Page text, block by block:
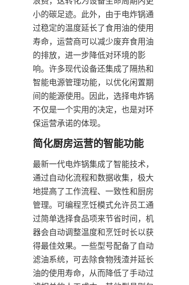
小的碳足迹。此外，由于电炸锅通
过稳定的温度延长了食用油的使用
寿命，运营商可以减少废弃食用油
的排放，进一步降低对环境的影
响。许多现代设备还集成了隔热和
智能电源管理功能，以优化闲置期
间的能源使用。因此，选择电炸锅
不仅是一个实用的决定，也是对环
保运营承诺的体现。
最新一代电炸锅集成了智能技术，
通过自动化流程和数据收集，极大
地提高了工作流程、一致性和厨房
管理。可编程烹饪模式允许员工通
过简单选择食品项来节省时间，机
器会自动调整温度和烹饪时长以获
得最佳效果。一些型号配备了自动
滤油系统，可去除食物残渣并延长
油的使用寿命，从而降低了手动过